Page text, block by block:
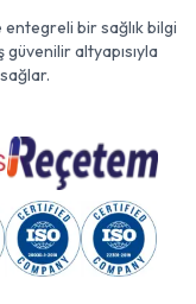
entegreli bir sağlık bilgi
altyapısıyla